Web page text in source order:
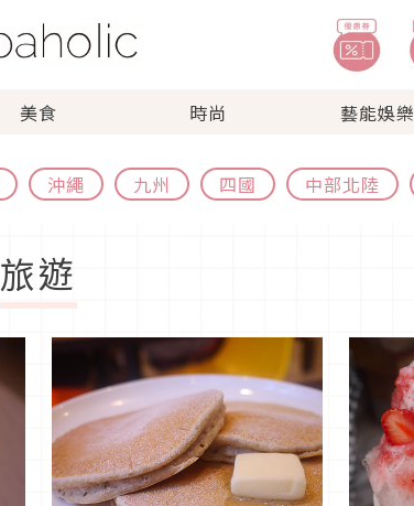
美食 時尚 藝能娛樂
沖繩 九州 四國 中部北陸
旅遊